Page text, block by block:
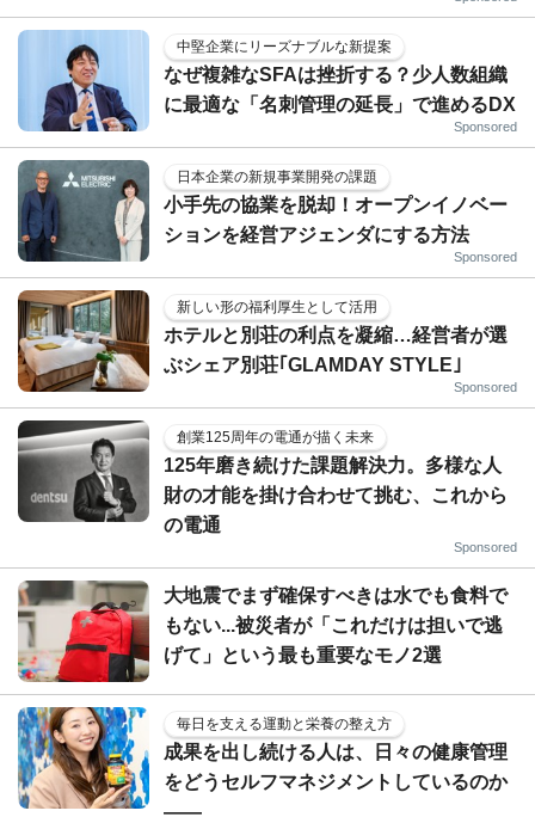
中堅企業にリーズナブルな新提案
なぜ複雑なSFAは挫折する？少人数組織
に最適な「名刺管理の延長」で進めるDX
Sponsored
日本企業の新規事業開発の課題
小手先の協業を脱却！オープンイノベー
ションを経営アジェンダにする方法
Sponsored
新しい形の福利厚生として活用
ホテルと別荘の利点を凝縮…経営者が選
ぶシェア別荘｢GLAMDAY STYLE｣
Sponsored
創業125周年の電通が描く未来
125年磨き続けた課題解決力。多様な人
財の才能を掛け合わせて挑む、これから
の電通
Sponsored
大地震でまず確保すべきは水でも食料で
もない...被災者が「これだけは担いで逃
げて」という最も重要なモノ2選
毎日を支える運動と栄養の整え方
成果を出し続ける人は、日々の健康管理
をどうセルフマネジメントしているのか
——